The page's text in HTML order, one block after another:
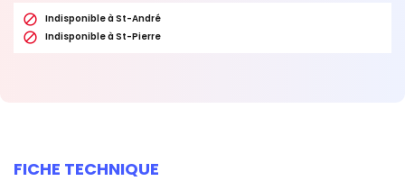
 Indisponible à St-André
 Indisponible à St-Pierre
FICHE TECHNIQUE